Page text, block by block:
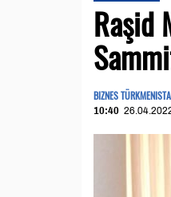
Raşid
BIZNES
10:40